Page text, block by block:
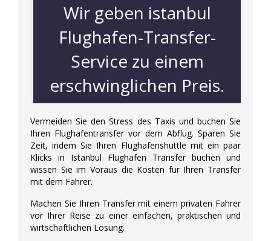
Wir geben istanbul
Flughafen-Transfer-
Service zu einem
erschwinglichen Preis.
Vermeiden Sie den Stress des Taxis und buchen Sie
Ihren Flughafentransfer vor dem Abflug. Sparen Sie
Zeit, indem Sie Ihren Flughafenshuttle mit ein paar
Klicks in Istanbul Flughafen Transfer buchen und
wissen Sie im Voraus die Kosten für Ihren Transfer
mit dem Fahrer.
Machen Sie Ihren Transfer mit einem privaten Fahrer
vor Ihrer Reise zu einer einfachen, praktischen und
wirtschaftlichen Lösung.